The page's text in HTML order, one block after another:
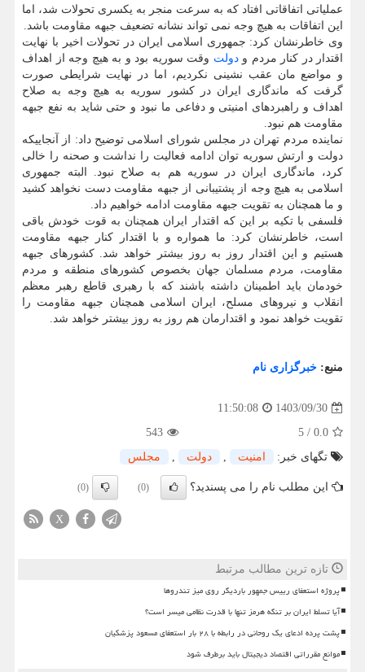
عملیاتی اتفاقاتی افتاد که به سرعت منجر به یکسری تحولات شد، اما
این اتفاقات به هیچ وجه نمی تواند نشانه تضعیف جبهه مقاومت باشد.
وی خاطرنشان کرد: جمهوری اسلامی ایران در تحولات اخیر با نهایت
اقتدار در کنار مردم ودولت وقت سوریه بود و به هیچ وجه از اهداف
و مواضع مان عقب نشینی نکردیم، اما در نهایت شرایطی صورت
گرفت که ماندگاری ایران در کشور سوریه به هیچ وجه به صلاح
اهداف و راهبردهای امنیتی و دفاعی ما نبود و حتی شاید به نفع جبهه
مقاومت هم نبود.
نماینده مردم تهران در مجلس شورای اسلامی توضیح داد: از آنجاییکه
دولت و ارتش سوریه توان ادامه فعالیت را نداشت و صحنه را خالی
کرد، ماندگاری ایران در سوریه هم به صلاح نبود. البته جمهوری
اسلامی به هیچ وجه از پشتیبانی از جبهه مقاومت دست نخواهد کشید
و ما همچنان به تقویت جبهه مقاومت ادامه خواهیم داد.
فلسفی با تکیه بر این که اقتدار ایران همچنان به قوت خودش باقی
است، خاطرنشان کرد: ما همواره و با اقتدار کنار جبهه مقاومت
هستیم و این اقتدار روز به روز بیشتر خواهد شد. کشورهای جبهه
مقاومت، مردم مسلمان جهان بخصوص کشورهای منطقه و مردم
خودمان باید اطمینان داشته باشند که با رهبری قاطع رهبر معظم
انقلاب و نیروهای مسلح، ایران اسلامی همچنان جبهه مقاومت را
تقویت خواهد نمود و اقتدارمان هم روز به روز بیشتر خواهد شد.
منبع: خبرگزاری نام
1403/09/30
11:50:08
0.0
/
5
543
تگهای خبر:
امنیت , دولت , مجلس
این مطلب نام را می پسندید؟ (0)
(0)
X
تازه ترین مطالب مرتبط
پروژه استعفای رییس جمهور باردیگر روی میز تندروها
آیا تسلط ایران بر تنگه هرمز تنها با قدرت نظامی میسر است؟
پشت پرده ادعای یک روحانی در رابطه با ۲۸ بار استعفای مسعود پزشکیان
موانع مقرراتی اقتصاد دیجیتال باید برطرف شود